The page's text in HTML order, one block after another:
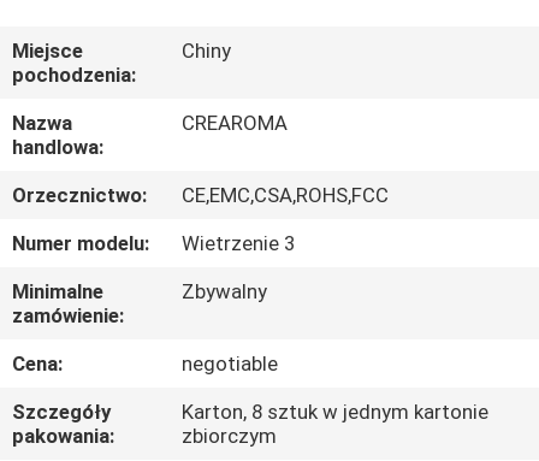
POKAZ
VR
O
NAS
WYCIECZKA
PO
FABRYCE
Miejsce
pochodzenia:
Chiny
Nazwa
handlowa:
CREAROMA
Orzecznictwo:
CE,EMC,CSA,ROHS,FCC
Numer modelu:
Wietrzenie 3
Minimalne
zamówienie:
Zbywalny
Cena:
negotiable
Szczegóły
pakowania:
Karton, 8 sztuk w jednym kartonie
zbiorczym